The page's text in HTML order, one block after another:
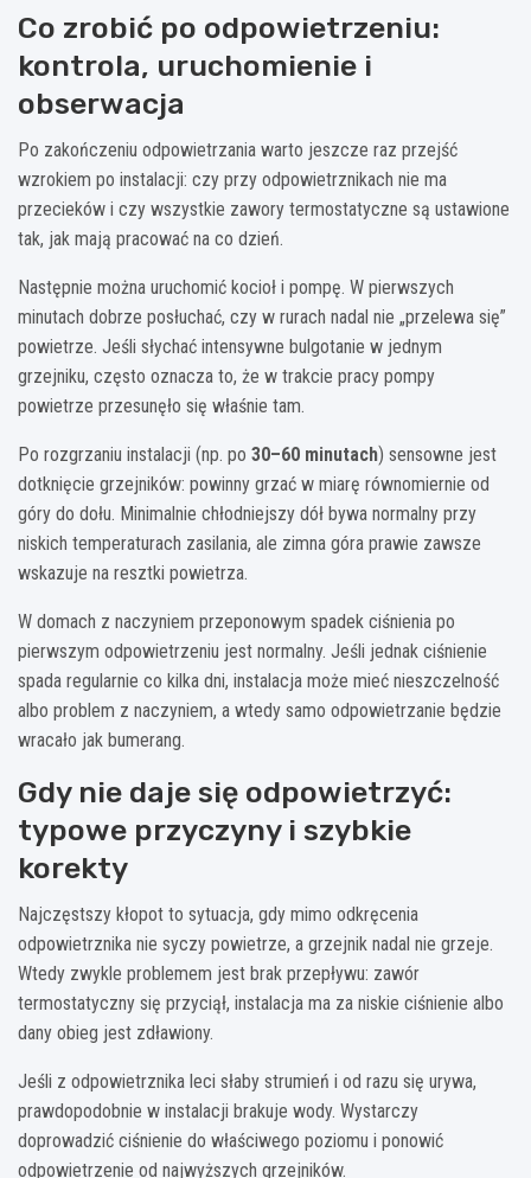
Co zrobić po odpowietrzeniu:
kontrola, uruchomienie i
obserwacja
Po zakończeniu odpowietrzania warto jeszcze raz przejść
wzrokiem po instalacji: czy przy odpowietrznikach nie ma
przecieków i czy wszystkie zawory termostatyczne są ustawione
tak, jak mają pracować na co dzień.
Następnie można uruchomić kocioł i pompę. W pierwszych
minutach dobrze posłuchać, czy w rurach nadal nie „przelewa się”
powietrze. Jeśli słychać intensywne bulgotanie w jednym
grzejniku, często oznacza to, że w trakcie pracy pompy
powietrze przesunęło się właśnie tam.
Po rozgrzaniu instalacji (np. po 30–60 minutach) sensowne jest
dotknięcie grzejników: powinny grzać w miarę równomiernie od
góry do dołu. Minimalnie chłodniejszy dół bywa normalny przy
niskich temperaturach zasilania, ale zimna góra prawie zawsze
wskazuje na resztki powietrza.
W domach z naczyniem przeponowym spadek ciśnienia po
pierwszym odpowietrzeniu jest normalny. Jeśli jednak ciśnienie
spada regularnie co kilka dni, instalacja może mieć nieszczelność
albo problem z naczyniem, a wtedy samo odpowietrzanie będzie
wracało jak bumerang.
Gdy nie daje się odpowietrzyć:
typowe przyczyny i szybkie
korekty
Najczęstszy kłopot to sytuacja, gdy mimo odkręcenia
odpowietrznika nie syczy powietrze, a grzejnik nadal nie grzeje.
Wtedy zwykle problemem jest brak przepływu: zawór
termostatyczny się przyciął, instalacja ma za niskie ciśnienie albo
dany obieg jest zdławiony.
Jeśli z odpowietrznika leci słaby strumień i od razu się urywa,
prawdopodobnie w instalacji brakuje wody. Wystarczy
doprowadzić ciśnienie do właściwego poziomu i ponowić
odpowietrzenie od najwyższych grzejników.